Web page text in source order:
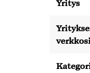
Yritys